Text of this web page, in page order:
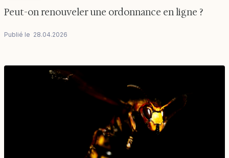
Peut-on renouveler une ordonnance en ligne ?
Publié le 28.04.2026